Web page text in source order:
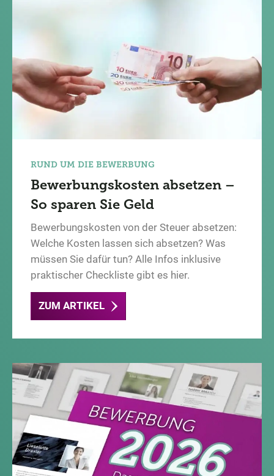
RUND UM DIE BEWERBUNG
Bewerbungskosten absetzen –
So sparen Sie Geld
Bewerbungskosten von der Steuer absetzen:
Welche Kosten lassen sich absetzen? Was
müssen Sie dafür tun? Alle Infos inklusive
praktischer Checkliste gibt es hier.
ZUM ARTIKEL